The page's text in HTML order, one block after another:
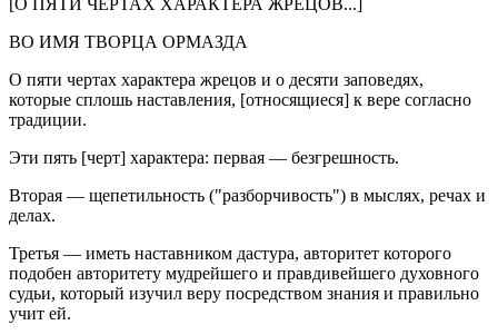
ВО ИМЯ ТВОРЦА ОРМАЗДА
О пяти чертах характера жрецов и о десяти заповедях,
которые сплошь наставления, [относящиеся] к вере согласно
традиции.
Эти пять [черт] характера: первая — безгрешность.
Вторая — щепетильность ("разборчивость") в мыслях, речах и
делах.
Третья — иметь наставником дастура, авторитет которого
подобен авторитету мудрейшего и правдивейшего духовного
судьи, который изучил веру посредством знания и правильно
учит ей.